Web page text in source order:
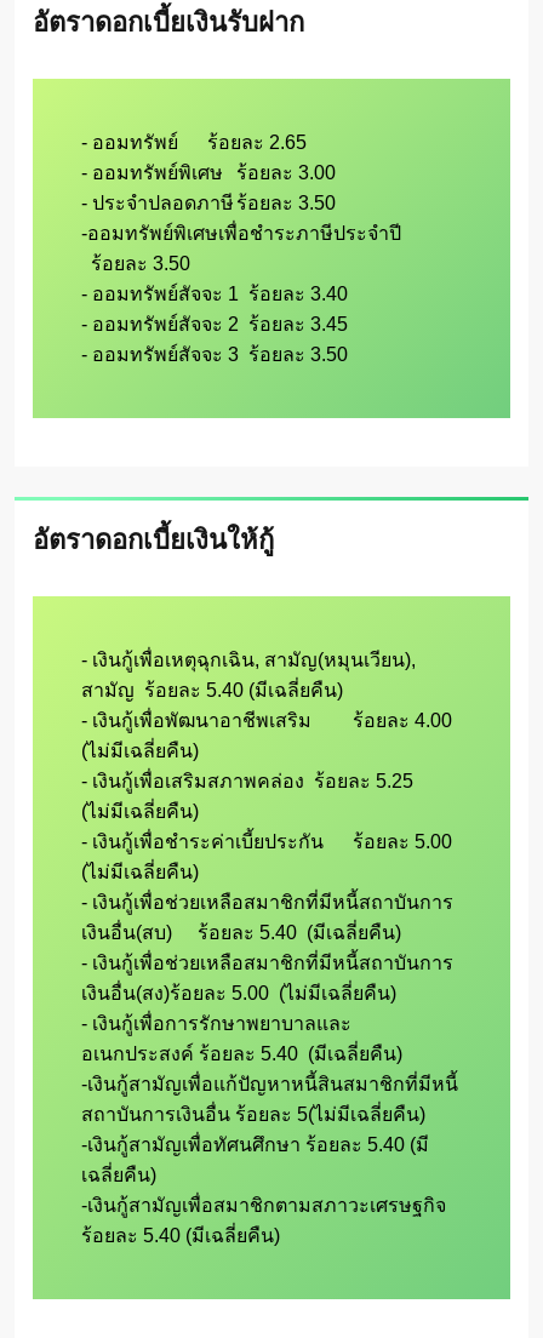
อัตราดอกเบี้ยเงินรับฝาก
- ออมทรัพย์      ร้อยละ 2.65
- ออมทรัพย์พิเศษ	ร้อยละ 3.00
- ประจำปลอดภาษี	ร้อยละ 3.50
-ออมทรัพย์พิเศษเพื่อชำระภาษีประจำปี
- ออมทรัพย์สัจจะ 1  ร้อยละ 3.40
- ออมทรัพย์สัจจะ 2  ร้อยละ 3.45
อัตราดอกเบี้ยเงินให้กู้
- เงินกู้เพื่อเหตุฉุกเฉิน, สามัญ(หมุนเวียน),
สามัญ  ร้อยละ 5.40 (มีเฉลี่ยคืน)
- เงินกู้เพื่อพัฒนาอาชีพเสริม 	ร้อยละ 4.00
(ไม่มีเฉลี่ยคืน)
- เงินกู้เพื่อเสริมสภาพคล่อง	ร้อยละ 5.25
(ไม่มีเฉลี่ยคืน)
- เงินกู้เพื่อชำระค่าเบี้ยประกัน	ร้อยละ 5.00
(ไม่มีเฉลี่ยคืน)
- เงินกู้เพื่อช่วยเหลือสมาชิกที่มีหนี้สถาบันการ
เงินอื่น(สบ)	ร้อยละ 5.40  (มีเฉลี่ยคืน)
- เงินกู้เพื่อช่วยเหลือสมาชิกที่มีหนี้สถาบันการ
เงินอื่น(สง)ร้อยละ 5.00  (ไม่มีเฉลี่ยคืน)
- เงินกู้เพื่อการรักษาพยาบาลและ
อเนกประสงค์ ร้อยละ 5.40  (มีเฉลี่ยคืน)
-เงินกู้สามัญเพื่อแก้ปัญหาหนี้สินสมาชิกที่มีหนี้
สถาบันการเงินอื่น ร้อยละ 5(ไม่มีเฉลี่ยคืน)
-เงินกู้สามัญเพื่อทัศนศึกษา ร้อยละ 5.40 (มี
เฉลี่ยคืน)
-เงินกู้สามัญเพื่อสมาชิกตามสภาวะเศรษฐกิจ